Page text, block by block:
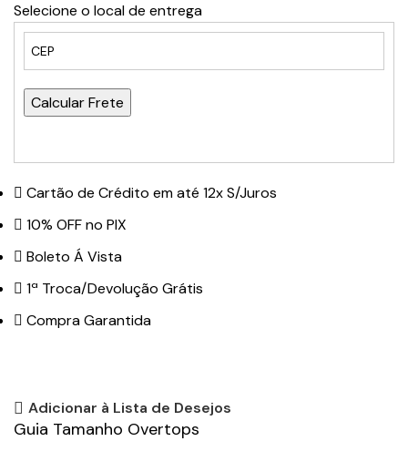
Selecione o local de entrega
Calcular Frete
Cartão de Crédito em até 12x S/Juros
10% OFF no PIX
Boleto Á Vista
1ª Troca/Devolução Grátis
Compra Garantida
Adicionar à Lista de Desejos
Guia Tamanho Overtops